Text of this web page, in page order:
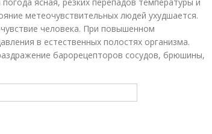
метеочувствительных людей ухудшается.
человека. При повышенном
в естественных полостях организма.
барорецепторов сосудов, брюшины,